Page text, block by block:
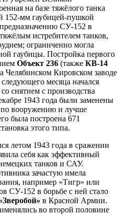
на базе тяжёлого танка
мм гаубицей-пушкой
СУ-152 в
истребителем танков,
ограниченно могла
гаубицы. Постройка первого
Объект 236 (также КВ-14
Челябинском Кировском заводе
месяца начался
снятием с производства
1943 года были заменены
по вооружению и лучше
была построена 671
этого типа.
летом 1943 года в сражении
себя как эффективный
танков и САУ.
зачастую имела
например «Тигр» или
СУ-152 в борьбе с ней стало
в Красной Армии.
во второй половине